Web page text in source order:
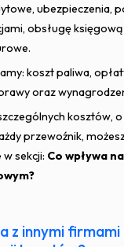
ubezpieczenia,
obsługę
koszt paliwa,
oraz
kosztów,
przewoźnik,
sekcji: Co wpływa
z innymi